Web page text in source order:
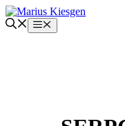
Zum
Inhalt
springen
Menü